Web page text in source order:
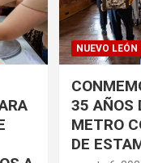
NUEVO LEÓN
35 AÑOS
METRO
DE